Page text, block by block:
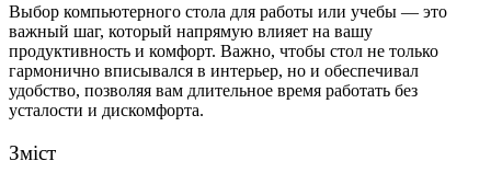
Выбор компьютерного стола для работы или учебы — это
важный шаг, который напрямую влияет на вашу
продуктивность и комфорт. Важно, чтобы стол не только
гармонично вписывался в интерьер, но и обеспечивал
удобство, позволяя вам длительное время работать без
усталости и дискомфорта.
Зміст